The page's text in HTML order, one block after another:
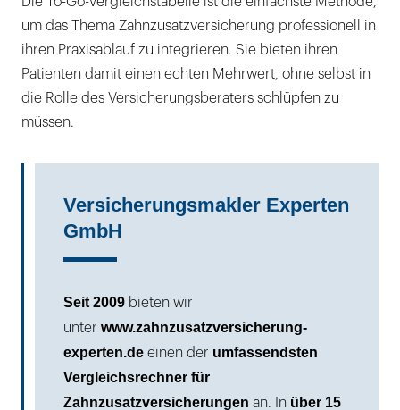
um das Thema Zahnzusatzversicherung professionell in
ihren Praxisablauf zu integrieren. Sie bieten ihren
Patienten damit einen echten Mehrwert, ohne selbst in
die Rolle des Versicherungsberaters schlüpfen zu
müssen.
Versicherungsmakler Experten
GmbH
Seit 2009 bieten wir
unter www.zahnzusatzversicherung-
experten.de einen der umfassendsten
Vergleichsrechner für
Zahnzusatzversicherungen an. In über 15